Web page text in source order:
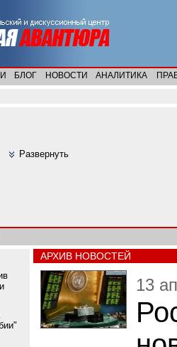
БЛОГ НОВОСТИ АНАЛИТИКА
Развернуть
АРХИВ НОВОСТЕЙ
13